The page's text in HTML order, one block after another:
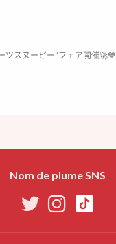
ツスヌーピー”フェア開催🚀💙
Nom de plume SNS